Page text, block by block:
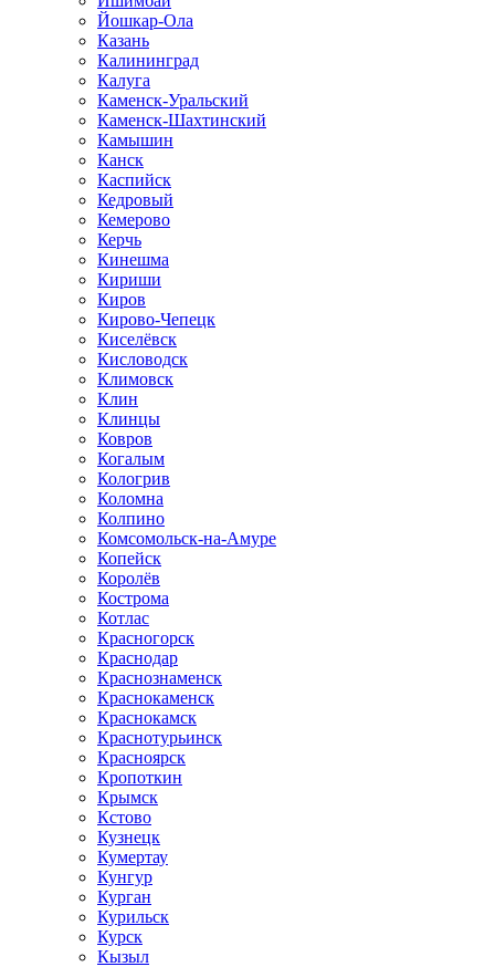
Йошкар-Ола
Казань
Калининград
Калуга
Каменск-Уральский
Каменск-Шахтинский
Камышин
Канск
Каспийск
Кедровый
Кемерово
Керчь
Кинешма
Кириши
Киров
Кирово-Чепецк
Киселёвск
Кисловодск
Климовск
Клин
Клинцы
Ковров
Когалым
Кологрив
Коломна
Колпино
Комсомольск-на-Амуре
Копейск
Королёв
Кострома
Котлас
Красногорск
Краснодар
Краснознаменск
Краснокаменск
Краснокамск
Краснотурьинск
Красноярск
Кропоткин
Крымск
Кстово
Кузнецк
Кумертау
Кунгур
Курган
Курильск
Курск
Кызыл